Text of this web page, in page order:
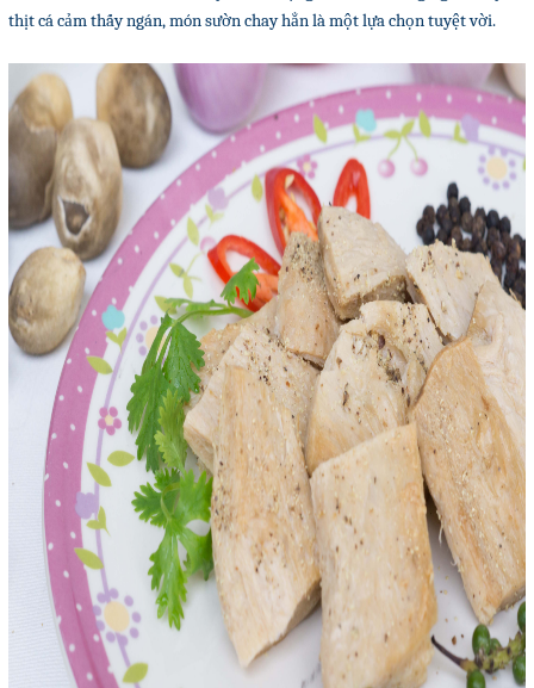
thịt cá cảm thấy ngán, món sườn chay hẳn là một lựa chọn tuyệt vời.